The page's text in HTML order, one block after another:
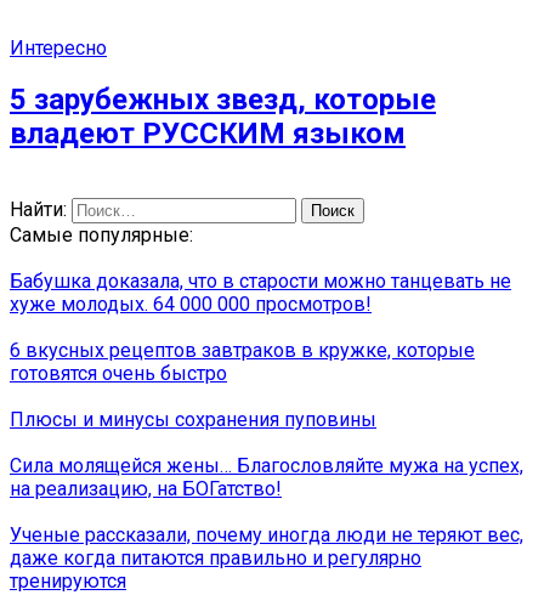
Интересно
5 зарубежных звезд, которые
владеют РУССКИМ языком
Найти:
Самые популярные:
Бабушка доказала, что в старости можно танцевать не
хуже молодых. 64 000 000 просмотров!
6 вкусных рецептов завтраков в кружке, которые
готовятся очень быстро
Плюсы и минусы сохранения пуповины
Сила молящейся жены… Благословляйте мужа на успех,
на реализацию, на БОГатство!
Ученые рассказали, почему иногда люди не теряют вес,
даже когда питаются правильно и регулярно
тренируются